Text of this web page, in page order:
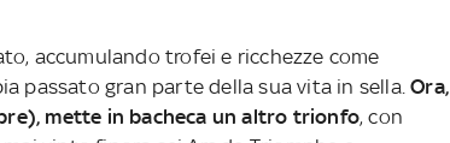
accumulando trofei e ricchezze come
passato gran parte della sua vita in sella.Ora,
mette in bacheca un altro trionfo, con